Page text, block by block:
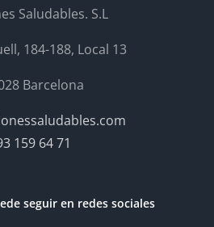
Saludables. S.L
184-188, Local 13
Barcelona
159 64 71
seguir en redes sociales